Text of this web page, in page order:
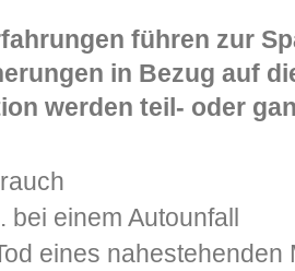
führen zur
in Bezug auf
werden teil- oder
bei einem Autounfall
eines nahestehenden